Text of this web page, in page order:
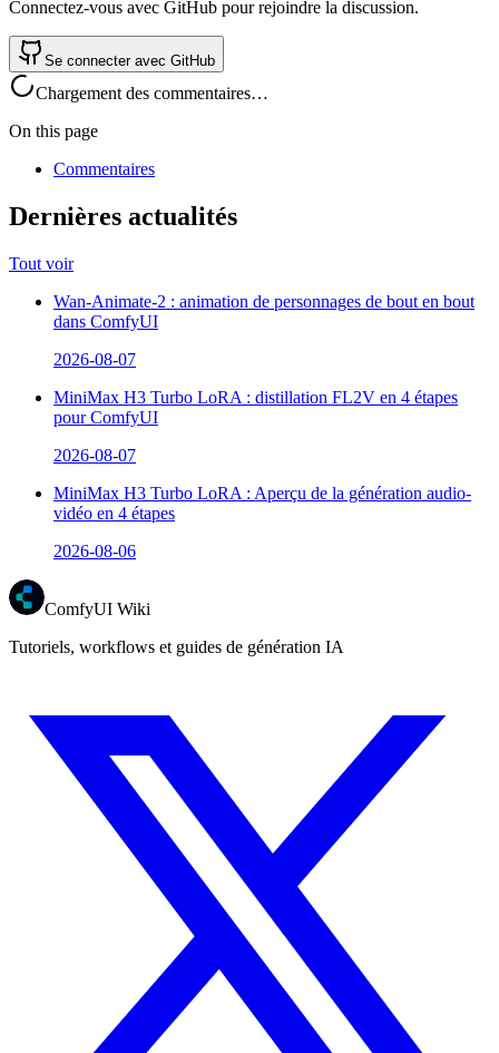
Connectez-vous avec GitHub pour rejoindre la discussion.
Se connecter avec GitHub
Chargement des commentaires…
On this page
Commentaires
Dernières actualités
Tout voir
Wan-Animate-2 : animation de personnages de bout en bout
dans ComfyUI
2026-08-07
MiniMax H3 Turbo LoRA : distillation FL2V en 4 étapes
pour ComfyUI
2026-08-07
MiniMax H3 Turbo LoRA : Aperçu de la génération audio-
vidéo en 4 étapes
2026-08-06
ComfyUI Wiki
Tutoriels, workflows et guides de génération IA